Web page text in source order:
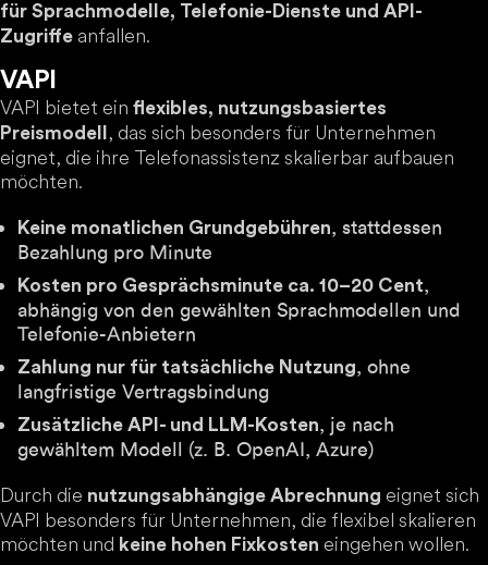
für Sprachmodelle, Telefonie-Dienste und API-
Zugriffe anfallen.
VAPI
VAPI bietet ein flexibles, nutzungsbasiertes
Preismodell , das sich besonders für Unternehmen
eignet, die ihre Telefonassistenz skalierbar aufbauen
möchten.
Keine monatlichen Grundgebühren, stattdessen
Bezahlung pro Minute
Kosten pro Gesprächsminute ca. 10–20 Cent,
abhängig von den gewählten Sprachmodellen und
Telefonie-Anbietern
Zahlung nur für tatsächliche Nutzung, ohne
langfristige Vertragsbindung
Zusätzliche API- und LLM-Kosten, je nach
gewähltem Modell (z. B. OpenAI, Azure)
Durch die nutzungsabhängige Abrechnung eignet sich
VAPI besonders für Unternehmen, die flexibel skalieren
möchten und keine hohen Fixkosten eingehen wollen.